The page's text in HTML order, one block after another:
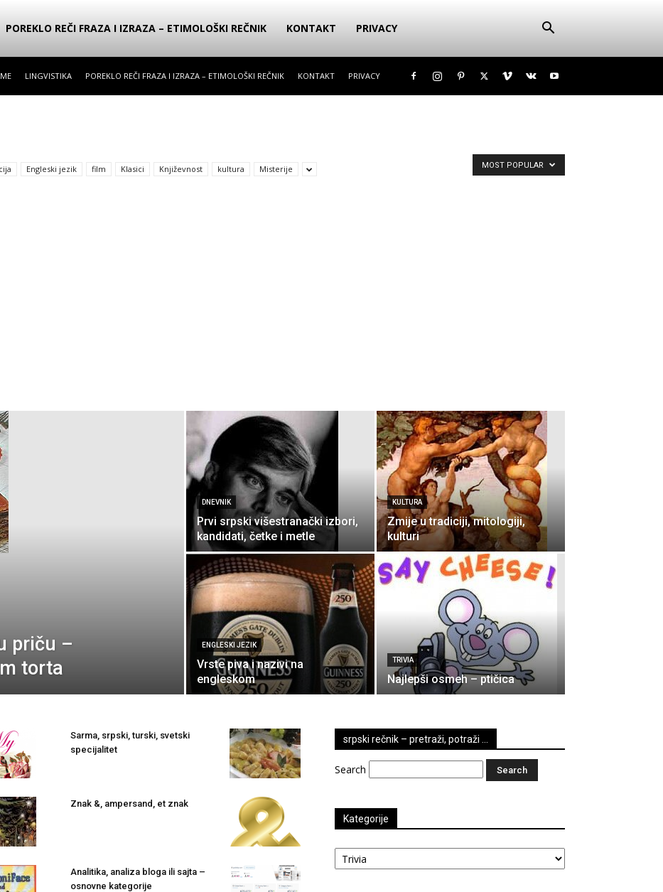
POREKLO REČI FRAZA I IZRAZA – ETIMOLOŠKI REČNIK KONTAKT PRIVACY
LINGVISTIKA POREKLO REČI FRAZA I IZRAZA – ETIMOLOŠKI REČNIK KONTAKT PRIVACY
Engleski jezik film Klasici Književnost kultura Misterije MOST POPULAR
priču –
torta
DNEVNIK
Prvi srpski višestranački izbori,
kandidati, četke i metle
KULTURA
Zmije u tradiciji, mitologiji,
kulturi
ENGLESKI JEZIK
Vrste piva i nazivi na
engleskom
TRIVIA
Najlepši osmeh – ptičica
Sarma, srpski, turski, svetski
specijalitet
Znak &, ampersand, et znak
Analitika, analiza bloga ili sajta –
osnovne kategorije
srpski rečnik – pretraži, potraži …
Search
Kategorije
Kategorije